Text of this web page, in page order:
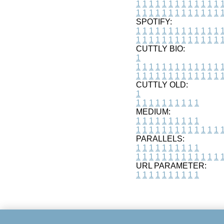
1 1 1 1 1 1 1 1 1 1 1 1 1 1
1 1 1 1 1 1 1 1 1 1 1 1 1 1
SPOTIFY:
1 1 1 1 1 1 1 1 1 1 1 1 1 1
1 1 1 1 1 1 1 1 1 1 1 1 1 1
CUTTLY BIO:
1
1 1 1 1 1 1 1 1 1 1 1 1 1 1
1 1 1 1 1 1 1 1 1 1 1 1 1 1
CUTTLY OLD:
1
1 1 1 1 1 1 1 1 1 1
MEDIUM:
1 1 1 1 1 1 1 1 1 1
1 1 1 1 1 1 1 1 1 1 1 1 1 1
PARALLELS:
1 1 1 1 1 1 1 1 1 1
1 1 1 1 1 1 1 1 1 1 1 1 1 1
URL PARAMETER:
1 1 1 1 1 1 1 1 1 1